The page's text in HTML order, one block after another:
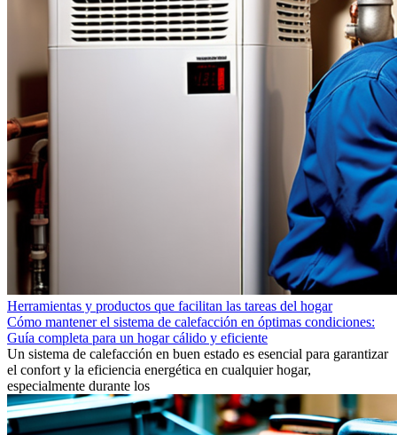
Herramientas y productos que facilitan las tareas del hogar
Cómo mantener el sistema de calefacción en óptimas condiciones:
Guía completa para un hogar cálido y eficiente
Un sistema de calefacción en buen estado es esencial para garantizar
el confort y la eficiencia energética en cualquier hogar,
especialmente durante los